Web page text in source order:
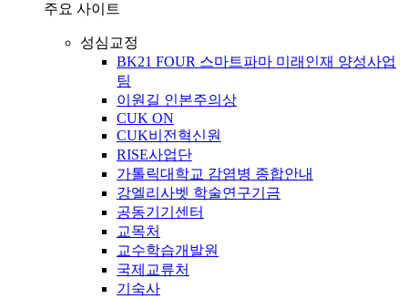
주요 사이트
성심교정
BK21 FOUR 스마트파마 미래인재 양성사업
팀
이원길 인본주의상
CUK ON
CUK비전혁신원
RISE사업단
가톨릭대학교 감염병 종합안내
강엘리사벳 학술연구기금
공동기기센터
교목처
교수학습개발원
국제교류처
기숙사